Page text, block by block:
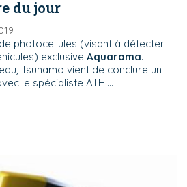
du jour
photocellules (visant à détecter
exclusive Aquarama.
Tsunamo vient de conclure un
le spécialiste ATH....